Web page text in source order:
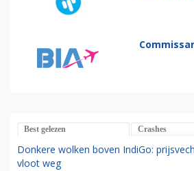
Best gelezen Crashes
Donkere wolken boven IndiGo:
vloot weg